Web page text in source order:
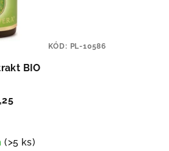
BIO
(>5 ks)
KÓD: PL-10586